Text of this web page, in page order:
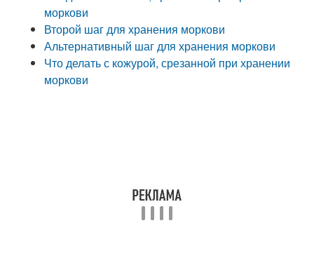
моркови
Второй шаг для хранения моркови
Альтернативный шаг для хранения моркови
Что делать с кожурой, срезанной при хранении
моркови